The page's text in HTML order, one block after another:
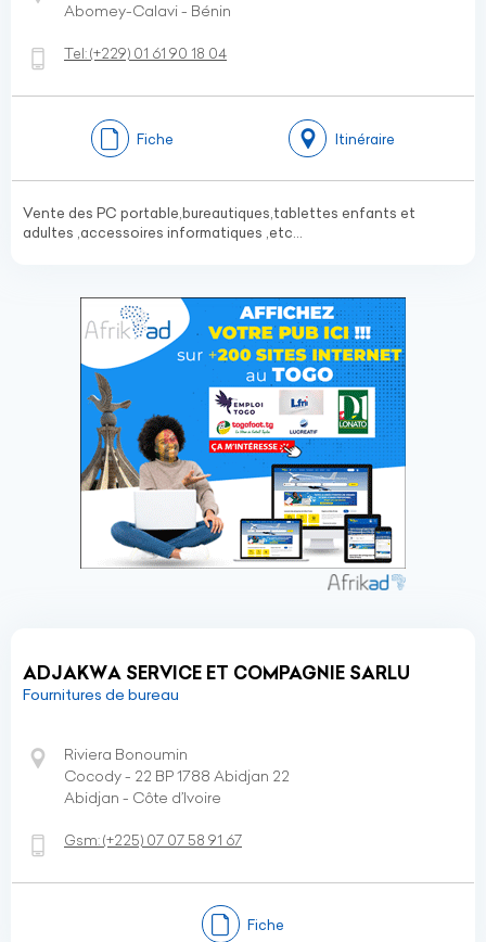
Abomey-Calavi - Bénin
Tel:(+229) 01 61 90 18 04
Fiche Itinéraire
Vente des PC portable,bureautiques,tablettes enfants et
adultes ,accessoires informatiques ,etc...
ADJAKWA SERVICE ET COMPAGNIE SARLU
Fournitures de bureau
Riviera Bonoumin
Cocody - 22 BP 1788 Abidjan 22
Abidjan - Côte d’Ivoire
Gsm:(+225) 07 07 58 91 67
Fiche